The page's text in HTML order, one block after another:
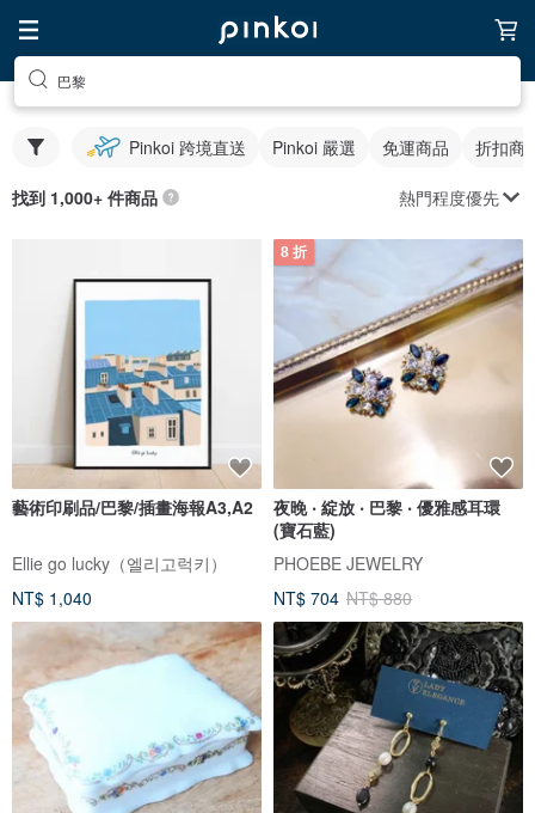
巴黎
Pinkoi 跨境直送 Pinkoi 嚴選 免運商品 折扣商
找到 1,000+ 件商品 熱門程度優先
藝術印刷品/巴黎/插畫海報A3,A2
Ellie go lucky（엘리고럭키）
NT$ 1,040
8 折
夜晚 ‧ 綻放 ‧ 巴黎 ‧ 優雅感耳環
(寶石藍)
PHOEBE JEWELRY
NT$ 704 NT$ 880